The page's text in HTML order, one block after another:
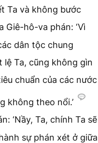
Ta và không bước
Giê-hô-va phán: ‘Vì
dân tộc chung
lệ Ta, cũng không gìn
chuẩn của các nước
không theo nổi.’
‘Nầy, Ta, chính Ta sẽ
sự phán xét ở giữa